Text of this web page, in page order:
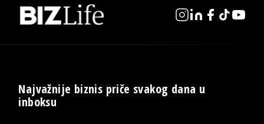
Najvažnije biznis priče svakog dana u
inboksu